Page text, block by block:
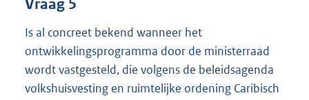
Vraag 5
Is al concreet bekend wanneer het
ontwikkelingsprogramma door de ministerraad
wordt vastgesteld, die volgens de beleidsagenda
volkshuisvesting en ruimtelijke ordening Caribisch